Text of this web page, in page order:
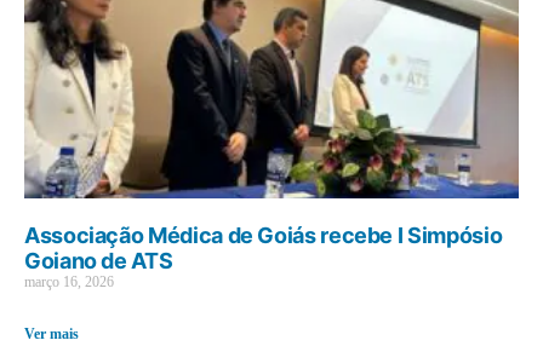
Associação Médica de Goiás recebe I Simpósio
Goiano de ATS
março 16, 2026
Ver mais